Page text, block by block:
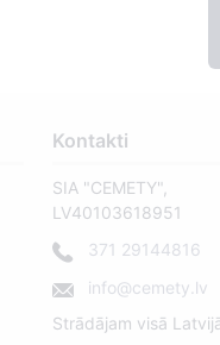
Kontakti
SIA "CEMETY",
LV40103618951
371 29144816
info@cemety.lv
Strādājam visā